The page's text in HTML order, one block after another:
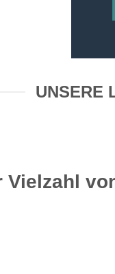
UNSERE
Vielzahl